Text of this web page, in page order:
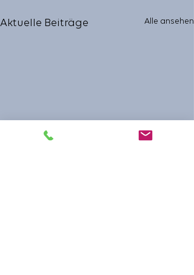
Aktuelle Beiträge Alle ansehen